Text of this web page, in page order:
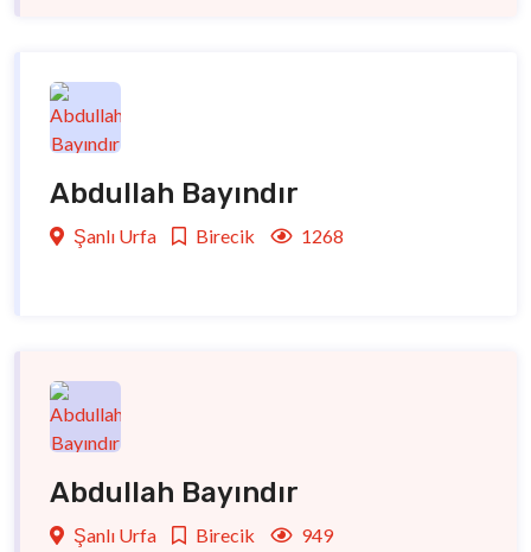
Abdullah Bayındır
Şanlı Urfa Birecik 1268
Abdullah Bayındır
Şanlı Urfa Birecik 949